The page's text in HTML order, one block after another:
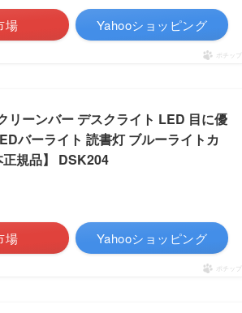
場 Yahooショッピング
ポチップ
ーンバー デスクライト LED 目に優
バーライト 読書灯 ブルーライトカ
規品】 DSK204
場 Yahooショッピング
ポチップ